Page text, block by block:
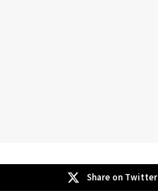
Share on Twitter